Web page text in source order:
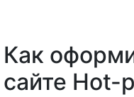
Как
сайте Hot-